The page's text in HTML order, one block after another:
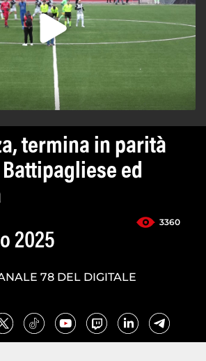
termina in parità
ed
3360
2025
78 DEL DIGITALE